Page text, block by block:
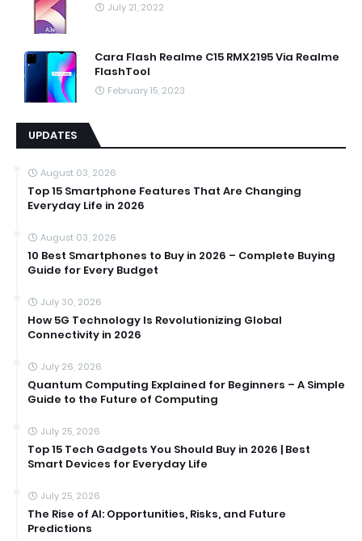
July 21, 2022
Cara Flash Realme C15 RMX2195 Via Realme
FlashTool
February 15, 2023
UPDATES
August 03, 2026
Top 15 Smartphone Features That Are Changing
Everyday Life in 2026
August 03, 2026
10 Best Smartphones to Buy in 2026 – Complete Buying
Guide for Every Budget
July 30, 2026
How 5G Technology Is Revolutionizing Global
Connectivity in 2026
July 26, 2026
Quantum Computing Explained for Beginners – A Simple
Guide to the Future of Computing
July 25, 2026
Top 15 Tech Gadgets You Should Buy in 2026 | Best
Smart Devices for Everyday Life
July 25, 2026
The Rise of AI: Opportunities, Risks, and Future
Predictions